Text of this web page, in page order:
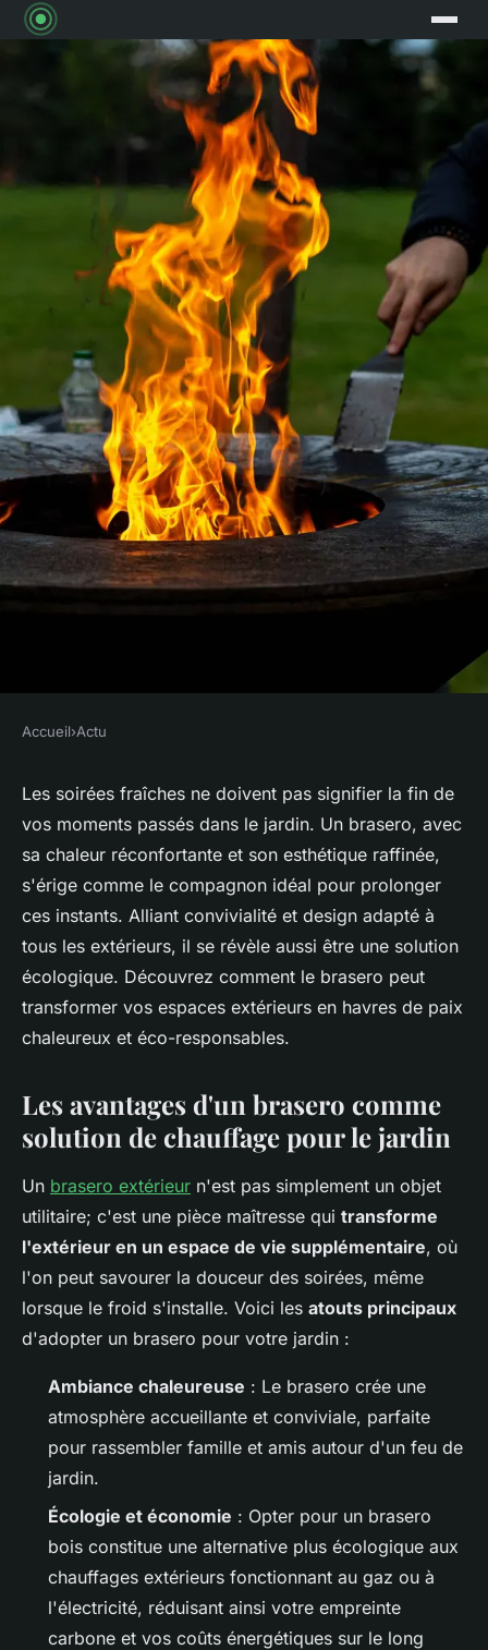
Brasero : chauffage idéal pour
votre jardin
claudine•20 mai 2024•3 min de lecture
Accueil›Actu
Les soirées fraîches ne doivent pas signifier la fin de
vos moments passés dans le jardin. Un brasero, avec
sa chaleur réconfortante et son esthétique raffinée,
s'érige comme le compagnon idéal pour prolonger
ces instants. Alliant convivialité et design adapté à
tous les extérieurs, il se révèle aussi être une solution
écologique. Découvrez comment le brasero peut
transformer vos espaces extérieurs en havres de paix
chaleureux et éco-responsables.
Les avantages d'un brasero comme
solution de chauffage pour le jardin
Un brasero extérieur n'est pas simplement un objet
utilitaire; c'est une pièce maîtresse qui transforme
l'extérieur en un espace de vie supplémentaire, où
l'on peut savourer la douceur des soirées, même
lorsque le froid s'installe. Voici les atouts principaux
d'adopter un brasero pour votre jardin :
Ambiance chaleureuse : Le brasero crée une
atmosphère accueillante et conviviale, parfaite
pour rassembler famille et amis autour d'un feu de
jardin.
Écologie et économie : Opter pour un brasero
bois constitue une alternative plus écologique aux
chauffages extérieurs fonctionnant au gaz ou à
l'électricité, réduisant ainsi votre empreinte
carbone et vos coûts énergétiques sur le long